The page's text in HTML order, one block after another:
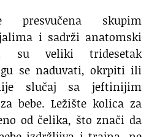
presvučena skupim
i sadrži anatomski
su veliki tridesetak
se naduvati, okrpiti ili
slučaj sa jeftinijim
bebe. Ležište kolica za
od čelika, što znači da